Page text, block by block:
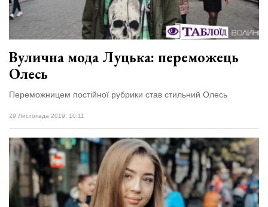
Вулична мода Луцька: переможець
Олесь
Переможницем постійної рубрики став стильний Олесь
29 Листопада 2019, 10:11